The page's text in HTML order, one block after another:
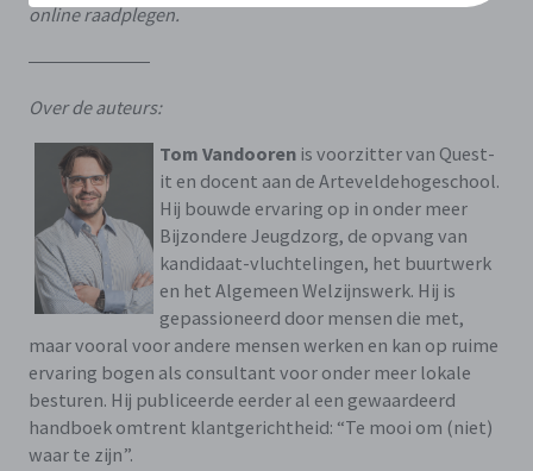
online raadplegen.
Over de auteurs:
Tom Vandooren is voorzitter van Quest-
it en docent aan de Arteveldehogeschool.
Hij bouwde ervaring op in onder meer
Bijzondere Jeugdzorg, de opvang van
kandidaat-vluchtelingen, het buurtwerk
en het Algemeen Welzijnswerk. Hij is
gepassioneerd door mensen die met,
maar vooral voor andere mensen werken en kan op ruime
ervaring bogen als consultant voor onder meer lokale
besturen. Hij publiceerde eerder al een gewaardeerd
handboek omtrent klantgerichtheid: “Te mooi om (niet)
waar te zijn”.